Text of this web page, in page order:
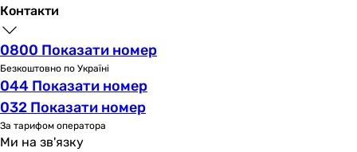
Контакти
0800 Показати номер
Безкоштовно по Україні
044 Показати номер
032 Показати номер
За тарифом оператора
Ми на зв'язку